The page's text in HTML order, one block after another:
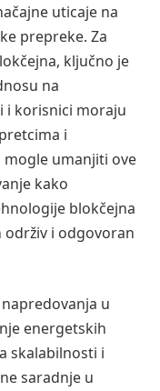
uticaje na
prepreke. Za
ključno je
na
i korisnici moraju
i
umanjiti ove
kako
blokčejna
održiv i odgovoran
u
energetskih
skalabilnosti i
saradnje u